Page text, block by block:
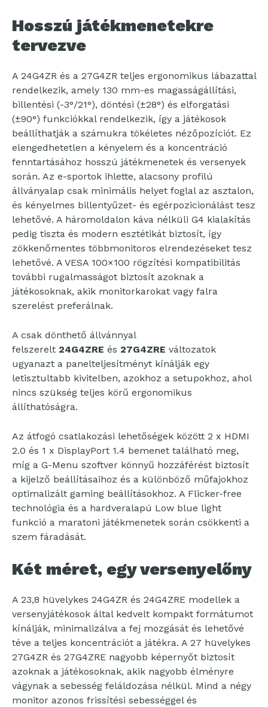
Hosszú játékmenetekre
tervezve
A 24G4ZR és a 27G4ZR teljes ergonomikus lábazattal
rendelkezik, amely 130 mm-es magasságállítási,
billentési (-3°/21°), döntési (±28°) és elforgatási
(±90°) funkciókkal rendelkezik, így a játékosok
beállíthatják a számukra tökéletes nézőpozíciót. Ez
elengedhetetlen a kényelem és a koncentráció
fenntartásához hosszú játékmenetek és versenyek
során. Az e-sportok ihlette, alacsony profilú
állványalap csak minimális helyet foglal az asztalon,
és kényelmes billentyűzet- és egérpozicionálást tesz
lehetővé. A háromoldalon káva nélküli G4 kialakítás
pedig tiszta és modern esztétikát biztosít, így
zökkenőmentes többmonitoros elrendezéseket tesz
lehetővé. A VESA 100×100 rögzítési kompatibilitás
további rugalmasságot biztosít azoknak a
játékosoknak, akik monitorkarokat vagy falra
szerelést preferálnak.
A csak dönthető állvánnyal
felszerelt 24G4ZRE és 27G4ZRE változatok
ugyanazt a panelteljesítményt kínálják egy
letisztultabb kivitelben, azokhoz a setupokhoz, ahol
nincs szükség teljes körű ergonomikus
állíthatóságra.
Az átfogó csatlakozási lehetőségek között 2 x HDMI
2.0 és 1 x DisplayPort 1.4 bemenet található meg,
míg a G-Menu szoftver könnyű hozzáférést biztosít
a kijelző beállításaihoz és a különböző műfajokhoz
optimalizált gaming beállításokhoz. A Flicker-free
technológia és a hardveralapú Low blue light
funkció a maratoni játékmenetek során csökkenti a
szem fáradását.
Két méret, egy versenyelőny
A 23,8 hüvelykes 24G4ZR és 24G4ZRE modellek a
versenyjátékosok által kedvelt kompakt formátumot
kínálják, minimalizálva a fej mozgását és lehetővé
téve a teljes koncentrációt a játékra. A 27 hüvelykes
27G4ZR és 27G4ZRE nagyobb képernyőt biztosít
azoknak a játékosoknak, akik nagyobb élményre
vágynak a sebesség feláldozása nélkül. Mind a négy
monitor azonos frissítési sebességgel és